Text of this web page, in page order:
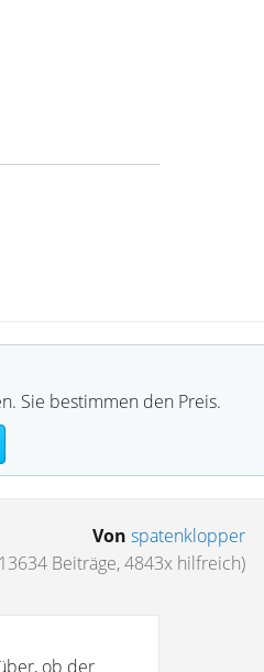
Sie bestimmen den Preis.
Von spatenklopper
Beiträge, 4843x hilfreich)
ob der